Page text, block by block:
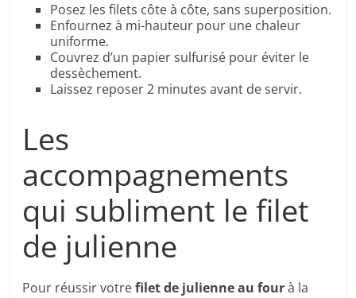
Posez les filets côte à côte, sans superposition.
Enfournez à mi-hauteur pour une chaleur
uniforme.
Couvrez d’un papier sulfurisé pour éviter le
dessèchement.
Laissez reposer 2 minutes avant de servir.
Les
accompagnements
qui subliment le filet
de julienne
Pour réussir votrefilet de julienne au fourà la